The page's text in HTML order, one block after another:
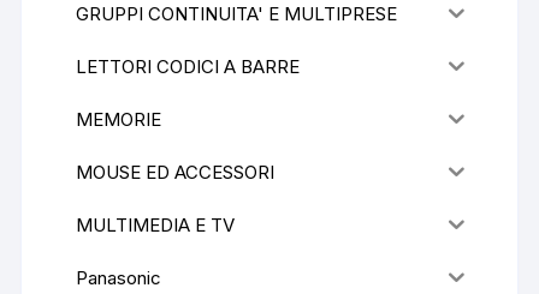
GRUPPI CONTINUITA' E MULTIPRESE
LETTORI CODICI A BARRE
MEMORIE
MOUSE ED ACCESSORI
MULTIMEDIA E TV
Panasonic